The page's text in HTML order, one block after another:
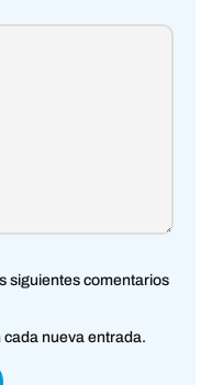
siguientes comentarios
nueva entrada.